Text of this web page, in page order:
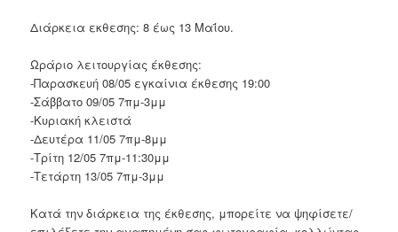
Διάρκεια εκθεσης: 8 έως 13 Μαΐου.
Ωράριο λειτουργίας έκθεσης:
-Παρασκευή 08/05 εγκαίνια έκθεσης 19:00
-Σάββατο 09/05 7πμ-3μμ
-Κυριακή κλειστά
-Δευτέρα 11/05 7πμ-8μμ
-Τρίτη 12/05 7πμ-11:30μμ
-Τετάρτη 13/05 7πμ-3μμ
Κατά την διάρκεια της έκθεσης, μπορείτε να ψηφίσετε/